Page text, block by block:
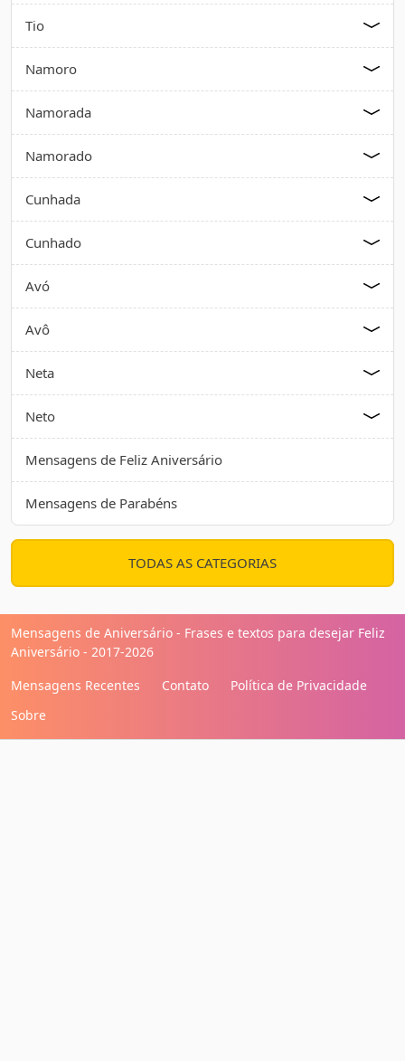
Tio
Namoro
Namorada
Namorado
Cunhada
Cunhado
Avó
Avô
Neta
Neto
Mensagens de Feliz Aniversário
Mensagens de Parabéns
TODAS AS CATEGORIAS
Mensagens de Aniversário - Frases e textos para desejar Feliz
Aniversário - 2017-2026
Mensagens Recentes
Contato
Política de Privacidade
Sobre